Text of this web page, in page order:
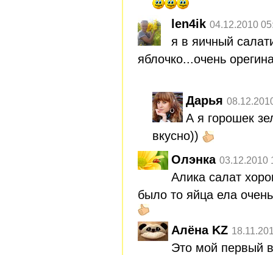
len4ik 04.12.2010
я в яичный
яблочко...очень
Дарья
А я горошек
вкусно))
Олэнка 03.12.2010
Алика салат
было то яйца ела
Алёна KZ
Это мой первый